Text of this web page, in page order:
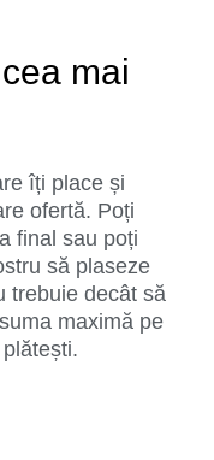
mai
îți place și
ofertă. Poți
final sau poți
să plaseze
trebuie decât să
maximă pe